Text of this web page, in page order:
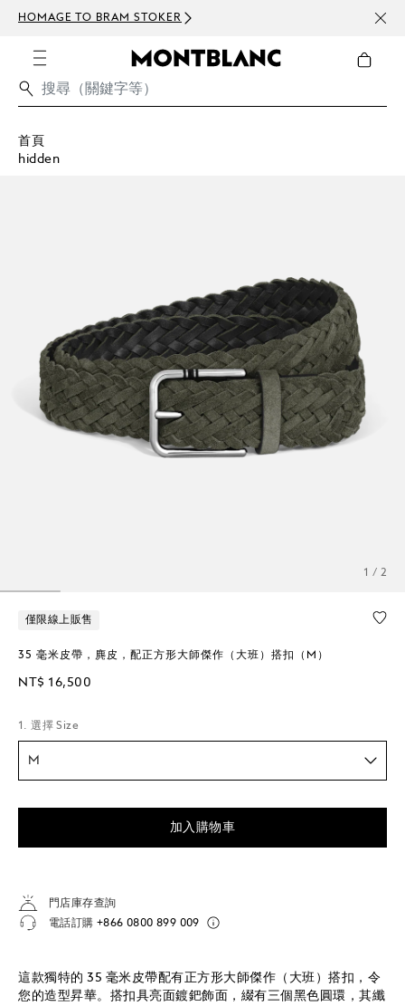
HOMAGE TO BRAM STOKER 訂閱
首頁
hidden
1 / 2
僅限線上販售
35 毫米皮帶，麂皮，配正方形大師傑作（大班）搭扣（M）
NT$ 16,500
1. 選擇 Size
M
加入購物車
門店庫存查詢
電話訂購 +866 0800 899 009
這款獨特的 35 毫米皮帶配有正方形大師傑作（大班）搭扣，令
您的造型昇華。搭扣具亮面鍍鈀飾面，綴有三個黑色圓環，其纖